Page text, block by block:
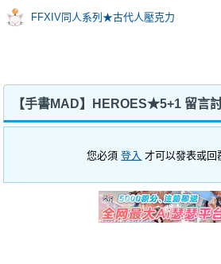
FFXIV同人系列★古代人壓克力
【手書MAD】HEROES★5+1 留言
您必須登入 才可以發表或回